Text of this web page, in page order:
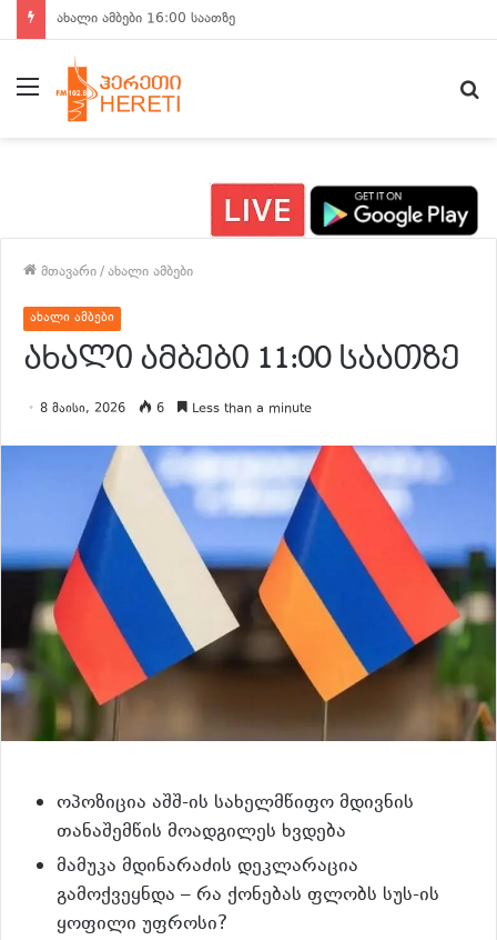
ახალი ამბები 15:00 საათზე
მენიუ
მთავარი/ახალი ამბები
ახალი ამბები
ახალი ამბები 11:00 საათზე
8 მაისი, 2026 6 Less than a minute
ოპოზიცია აშშ-ის სახელმწიფო მდივნის
თანაშემწის მოადგილეს ხვდება
მამუკა მდინარაძის დეკლარაცია
გამოქვეყნდა – რა ქონებას ფლობს სუს-ის
ყოფილი უფროსი?